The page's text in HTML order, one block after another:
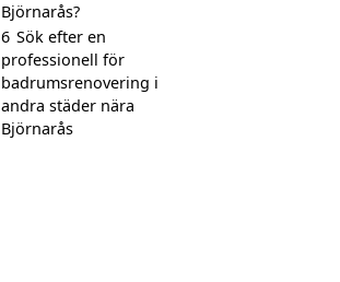
Björnarås?
6 Sök efter en
professionell för
badrumsrenovering i
andra städer nära
Björnarås